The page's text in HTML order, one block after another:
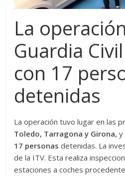
La
Guardia
con 17
detenidas
La operación tuvo lugar en las
Toledo, Tarragona y Girona, y
17 personas detenidas. La
de la ITV. Esta realiza
estaciones a coches